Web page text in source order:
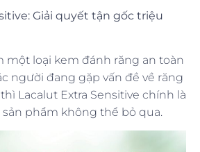
Giải quyết tận gốc triệu
một loại kem đánh răng an toàn
người đang gặp vấn đề về răng
Lacalut Extra Sensitive chính là
phẩm không thể bỏ qua.